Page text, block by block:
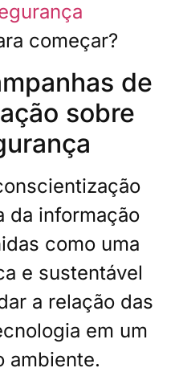
começar?
de
sobre
da informação
como uma
e sustentável
a relação das
em um
ambiente.